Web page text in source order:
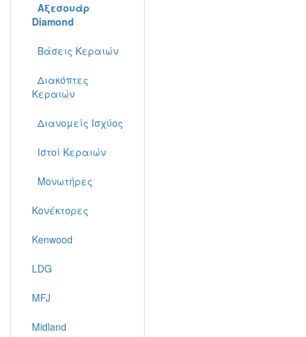
Αξεσουάρ
Diamond
Βάσεις Κεραιών
Διακόπτες
Κεραιών
Διανομείς Ισχύος
Ιστοί Κεραιών
Μονωτήρες
Κονέκτορες
Kenwood
LDG
MFJ
Midland